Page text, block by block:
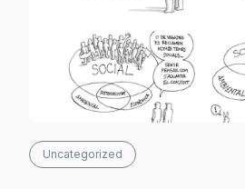
Uncategorized